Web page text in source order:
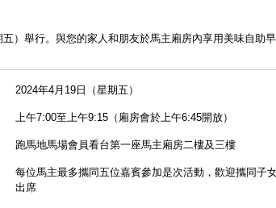
）舉行。與您的家人和朋友於馬主廂房內享用美味自助早
2024年4月19日（星期五）
上午7:00至上午9:15（廂房會於上午6:45開放）
跑馬地馬場會員看台第一座馬主廂房二樓及三樓
每位馬主最多攜同五位嘉賓參加是次活動，歡迎攜同子
出席